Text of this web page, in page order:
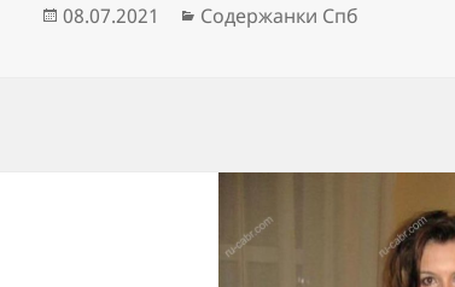
Опубликовано
08.07.2021 Рубрики
Содержанки Спб